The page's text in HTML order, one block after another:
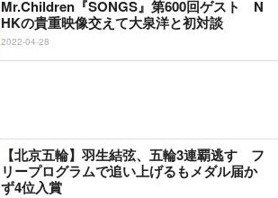
Mr.Children『SONGS』第600回ゲスト N
HKの貴重映像交えて大泉洋と初対談
2022-04-28
【北京五輪】羽生結弦、五輪3連覇逃す フ
リープログラムで追い上げるもメダル届か
ず4位入賞